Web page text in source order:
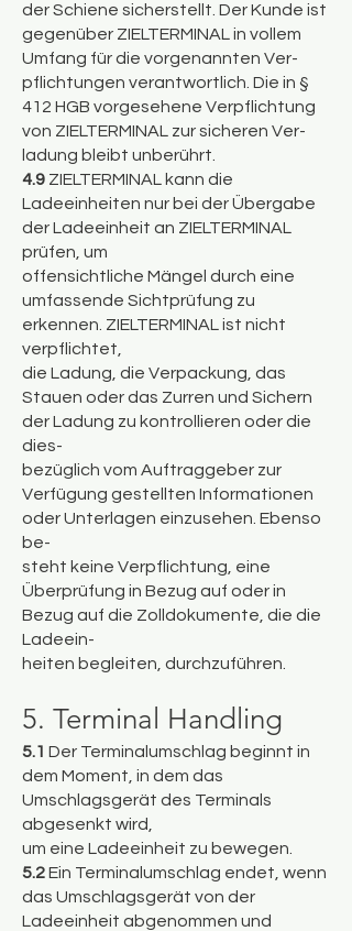
der Schiene sicherstellt. Der Kunde ist
gegenüber ZIELTERMINAL in vollem
Umfang für die vorgenannten Ver-
pflichtungen verantwortlich. Die in §
412 HGB vorgesehene Verpflichtung
von ZIELTERMINAL zur sicheren Ver-
ladung bleibt unberührt.
4.9 ZIELTERMINAL kann die
Ladeeinheiten nur bei der Übergabe
der Ladeeinheit an ZIELTERMINAL
prüfen, um
offensichtliche Mängel durch eine
umfassende Sichtprüfung zu
erkennen. ZIELTERMINAL ist nicht
verpflichtet,
die Ladung, die Verpackung, das
Stauen oder das Zurren und Sichern
der Ladung zu kontrollieren oder die
dies-
bezüglich vom Auftraggeber zur
Verfügung gestellten Informationen
oder Unterlagen einzusehen. Ebenso
be-
steht keine Verpflichtung, eine
Überprüfung in Bezug auf oder in
Bezug auf die Zolldokumente, die die
Ladeein-
heiten begleiten, durchzuführen.
5. Terminal Handling
5.1 Der Terminalumschlag beginnt in
dem Moment, in dem das
Umschlagsgerät des Terminals
abgesenkt wird,
um eine Ladeeinheit zu bewegen.
5.2Ein Terminalumschlag endet, wenn
das Umschlagsgerät von der
Ladeeinheit abgenommen und